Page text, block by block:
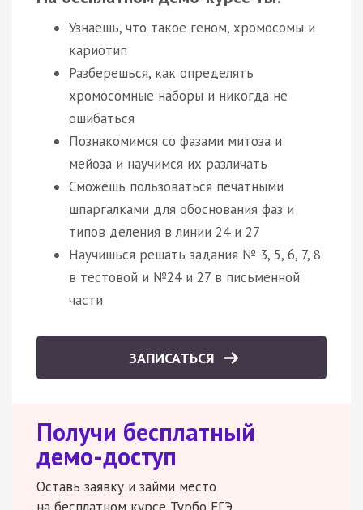
Узнаешь, что такое геном, хромосомы и
кариотип
Разберешься, как определять
хромосомные наборы и никогда не
ошибаться
Познакомимся со фазами митоза и
мейоза и научимся их различать
Сможешь пользоваться печатными
шпаргалками для обоснования фаз и
типов деления в линии 24 и 27
Научишься решать задания № 3, 5, 6, 7, 8
в тестовой и №24 и 27 в письменной
части
ЗАПИСАТЬСЯ
Получи бесплатный
демо-доступ
Оставь заявку и займи место